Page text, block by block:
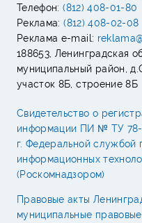
Телефон:(812) 408-01-80
Реклама:(812) 408-02-08
Реклама e-mail:
188653, Ленинградская
муниципальный район,
участок 8Б, строение 8Б
Свидетельство о
информации ПИ № ТУ 78-
г. Федеральной службой
информационных
(Роскомнадзором)
Правовые акты
муниципальные